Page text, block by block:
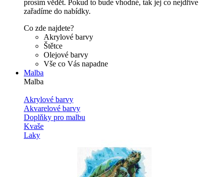
prosím vědět. Pokud to bude vhodné, tak jej co nejdříve
zařadíme do nabídky.
Co zde najdete?
Akrylové barvy
Štětce
Olejové barvy
Vše co Vás napadne
Malba
Malba
Akrylové barvy
Akvarelové barvy
Doplňky pro malbu
Kvaše
Laky